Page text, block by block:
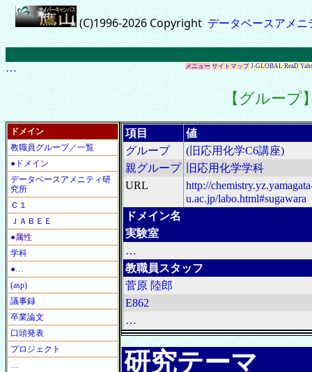
(C)1996-2026 Copyright データベースアメニ
… メニュー サイトマップ J-GLOBAL ReaD
【グループ
ドメイン
教職員グループ／一覧
●ドメイン
データベースアメニティ研
究所
Ｃ１
ＪＡＢＥＥ
●属性
学科
●…
(asp)
議事録
卒業論文
口頭発表
プロジェクト
…
項目
値
グループ
(旧応用化学C6講座)
親グループ
旧応用化学学科
URL
http://
u.ac.jp/labo.html#sugawara
ドメイン名
実験室
…
教職員スタッフ
菅原 陸郎
E862
…
研究テーマ